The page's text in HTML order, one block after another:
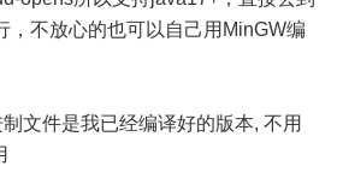
，不放心的也可以自己用MinGW编
文件是我已经编译好的版本, 不用